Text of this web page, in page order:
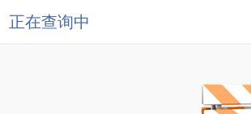
正在查询中